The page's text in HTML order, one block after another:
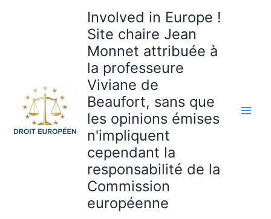
Involved in Europe !
Site chaire Jean
Monnet attribuée à
la professeure
Viviane de
Beaufort, sans que
les opinions émises
n'impliquent
cependant la
responsabilité de la
Commission
européenne